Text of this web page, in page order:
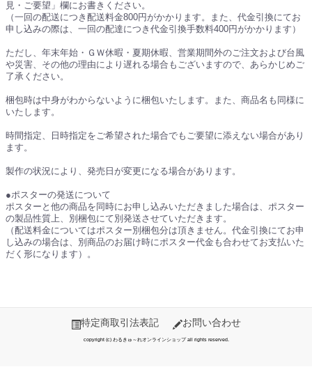
見・ご要望」欄にお書きください。
（一回の配送につき配送料金800円がかかります。また、代金引換にてお
申し込みの際は、一回の配達につき代金引換手数料400円がかかります）
ただし、年末年始・ＧＷ休暇・夏期休暇、営業期間外のご注文および台風
や災害、その他の理由により遅れる場合もございますので、あらかじめご
了承ください。
梱包時は中身がわからないように梱包いたします。また、商品名も同様に
いたします。
時間指定、日時指定をご希望された場合でもご要望に添えない場合があり
ます。
製作の状況により、発売日が変更になる場合があります。
●ポスターの発送について
ポスターと他の商品を同時にお申し込みいただきました場合は、ポスター
の製品性質上、別梱包にて別発送させていただきます。
（配送料金についてはポスター別梱包分は頂きません。代金引換にてお申
し込みの場合は、別商品のお届け時にポスター代金も合わせてお支払いた
だく形になります）。
特定商取引法表記 お問い合わせ
copyright (c) わるきゅ～れオンラインショップ all rights reserved.